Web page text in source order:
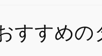
すすめの